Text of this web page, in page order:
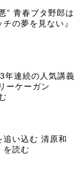
” 青春ブタ野郎は
チの夢を見ない』
年連続の人気講義
ーケーガン
追い込む 清原和
を読む